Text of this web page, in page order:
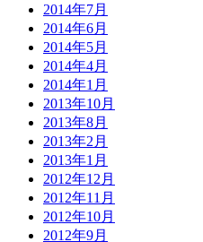
2014年7月
2014年6月
2014年5月
2014年4月
2014年1月
2013年10月
2013年8月
2013年2月
2013年1月
2012年12月
2012年11月
2012年10月
2012年9月